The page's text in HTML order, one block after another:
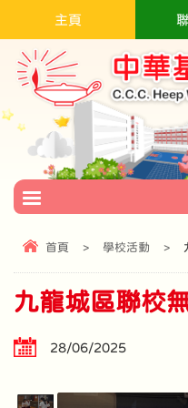
主頁
首頁 > 學校活動 >
九龍城區聯校
28/06/2025